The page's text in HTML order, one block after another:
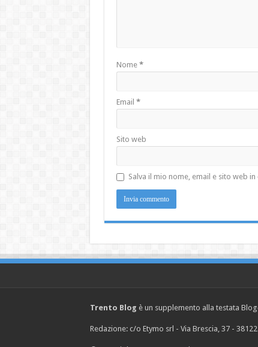
Nome *
Email *
Sito web
Salva il mio nome, email e sito web
Trento Blog è un supplemento alla testata
Redazione: c/o Etymo srl - Via Brescia, 37 -